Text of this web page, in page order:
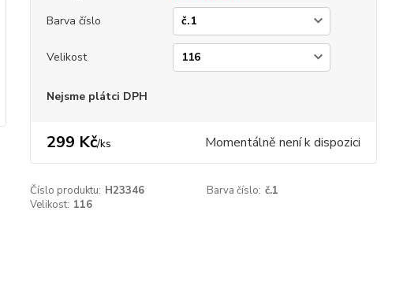
Barva číslo
Velikost
Nejsme plátci DPH
299 Kč/ks Momentálně není k dispozici
Číslo produktu: H23346 Barva číslo: č.1
Velikost: 116